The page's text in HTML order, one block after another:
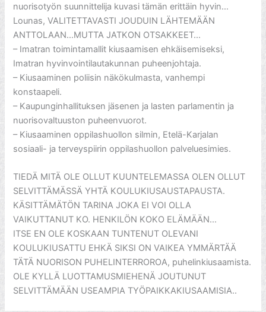
nuorisotyön suunnittelija kuvasi tämän erittäin hyvin…
Lounas, VALITETTAVASTI JOUDUIN LÄHTEMÄÄN
ANTTOLAAN…MUTTA JATKON OTSAKKEET…
– Imatran toimintamallit kiusaamisen ehkäisemiseksi,
Imatran hyvinvointilautakunnan puheenjohtaja.
– Kiusaaminen poliisin näkökulmasta, vanhempi
konstaapeli.
– Kaupunginhallituksen jäsenen ja lasten parlamentin ja
nuorisovaltuuston puheenvuorot.
– Kiusaaminen oppilashuollon silmin, Etelä-Karjalan
sosiaali- ja terveyspiirin oppilashuollon palveluesimies.
TIEDÄ MITÄ OLE OLLUT KUUNTELEMASSA OLEN OLLUT
SELVITTÄMÄSSÄ YHTÄ KOULUKIUSAUSTAPAUSTA.
KÄSITTÄMÄTÖN TARINA JOKA EI VOI OLLA
VAIKUTTANUT KO. HENKILÖN KOKO ELÄMÄÄN…
ITSE EN OLE KOSKAAN TUNTENUT OLEVANI
KOULUKIUSATTU EHKÄ SIKSI ON VAIKEA YMMÄRTÄÄ
TÄTÄ NUORISON PUHELINTERROROA, puhelinkiusaamista.
OLE KYLLÄ LUOTTAMUSMIEHENÄ JOUTUNUT
SELVITTÄMÄÄN USEAMPIA TYÖPAIKKAKIUSAAMISIA..